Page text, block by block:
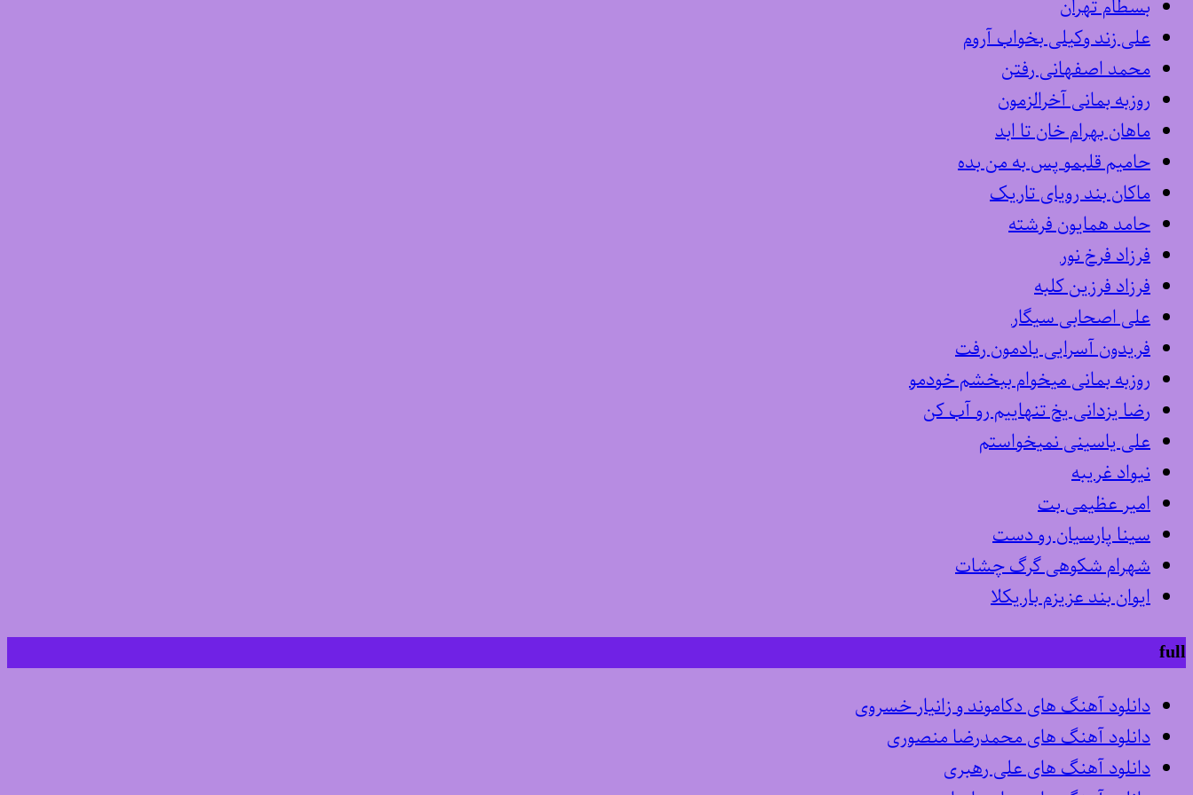
بسطام تهران
علی زند وکیلی بخواب آروم
محمد اصفهانی رفتن
روزبه بمانی آخرالزمون
ماهان بهرام خان تا ابد
حامیم قلبمو پس به من بده
ماکان بند رویای تاریک
حامد همایون فرشته
فرزاد فرخ نور
فرزاد فرزین کلبه
علی اصحابی سیگار
فریدون آسرایی یادمون رفت
روزبه بمانی میخوام ببخشم خودمو
رضا یزدانی یخ تنهاییم رو آب کن
علی یاسینی نمیخواستم
نیواد غریبه
امیر عظیمی بت
سینا پارسیان رو دست
شهرام شکوهی گرگ چشات
ایوان بند عزیزم باریکلا
full
دانلود آهنگ های دکاموند و زانیار خسروی
دانلود آهنگ های محمدرضا منصوری
دانلود آهنگ های علی رهبری